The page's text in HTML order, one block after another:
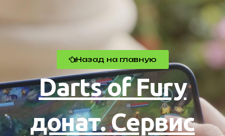
Назад на главную
Darts of Fury
донат. Сервис